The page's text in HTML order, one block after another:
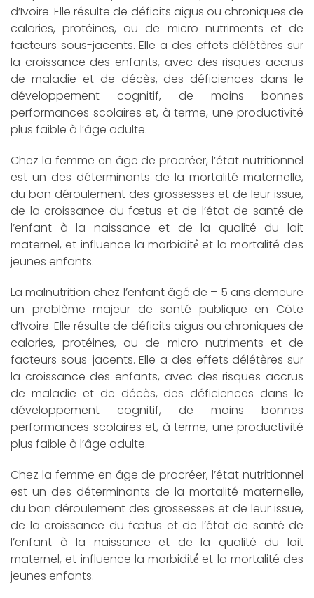
d’Ivoire. Elle résulte de déficits aigus ou chroniques de
calories, protéines, ou de micro nutriments et de
facteurs sous-jacents. Elle a des effets délétères sur
la croissance des enfants, avec des risques accrus
de maladie et de décès, des déficiences dans le
développement cognitif, de moins bonnes
performances scolaires et, à terme, une productivité
plus faible à l’âge adulte.
Chez la femme en âge de procréer, l’état nutritionnel
est un des déterminants de la mortalité maternelle,
du bon déroulement des grossesses et de leur issue,
de la croissance du fœtus et de l’état de santé de
l’enfant à la naissance et de la qualité du lait
maternel, et influence la morbidité́ et la mortalité des
jeunes enfants.
La malnutrition chez l’enfant âgé de – 5 ans demeure
un problème majeur de santé publique en Côte
d’Ivoire. Elle résulte de déficits aigus ou chroniques de
calories, protéines, ou de micro nutriments et de
facteurs sous-jacents. Elle a des effets délétères sur
la croissance des enfants, avec des risques accrus
de maladie et de décès, des déficiences dans le
développement cognitif, de moins bonnes
performances scolaires et, à terme, une productivité
plus faible à l’âge adulte.
Chez la femme en âge de procréer, l’état nutritionnel
est un des déterminants de la mortalité maternelle,
du bon déroulement des grossesses et de leur issue,
de la croissance du fœtus et de l’état de santé de
l’enfant à la naissance et de la qualité du lait
maternel, et influence la morbidité́ et la mortalité des
jeunes enfants.